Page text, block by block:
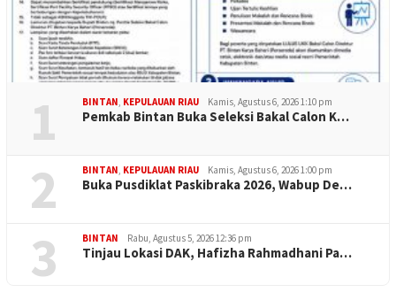
1 BINTAN KEPULAUAN RIAU Kamis, Agustus 6, 2026 1:10 pm
Pemkab Bintan Buka Seleksi Bakal Calon K…
2 BINTAN KEPULAUAN RIAU Kamis, Agustus 6, 2026 1:00 pm
Buka Pusdiklat Paskibraka 2026, Wabup De…
3 BINTAN Rabu, Agustus 5, 2026 12:36 pm
Tinjau Lokasi DAK, Hafizha Rahmadhani Pa…